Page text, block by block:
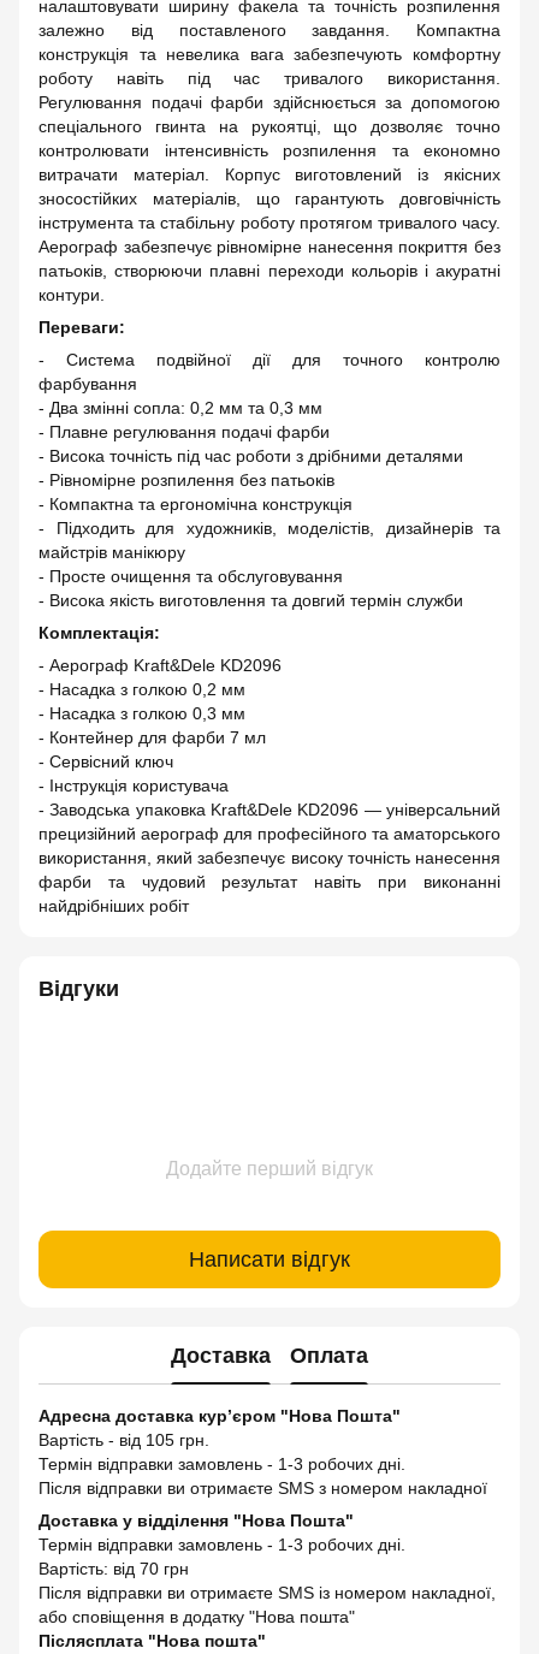
налаштовувати ширину факела та точність розпилення
залежно від поставленого завдання. Компактна
конструкція та невелика вага забезпечують комфортну
роботу навіть під час тривалого використання.
Регулювання подачі фарби здійснюється за допомогою
спеціального гвинта на рукоятці, що дозволяє точно
контролювати інтенсивність розпилення та економно
витрачати матеріал. Корпус виготовлений із якісних
зносостійких матеріалів, що гарантують довговічність
інструмента та стабільну роботу протягом тривалого часу.
Аерограф забезпечує рівномірне нанесення покриття без
патьоків, створюючи плавні переходи кольорів і акуратні
контури.
Переваги:
- Система подвійної дії для точного контролю
фарбування
- Два змінні сопла: 0,2 мм та 0,3 мм
- Плавне регулювання подачі фарби
- Висока точність під час роботи з дрібними деталями
- Рівномірне розпилення без патьоків
- Компактна та ергономічна конструкція
- Підходить для художників, моделістів, дизайнерів та
майстрів манікюру
- Просте очищення та обслуговування
- Висока якість виготовлення та довгий термін служби
Комплектація:
- Аерограф Kraft&Dele KD2096
- Насадка з голкою 0,2 мм
- Насадка з голкою 0,3 мм
- Контейнер для фарби 7 мл
- Сервісний ключ
- Інструкція користувача
- Заводська упаковка Kraft&Dele KD2096 — універсальний
прецизійний аерограф для професійного та аматорського
використання, який забезпечує високу точність нанесення
фарби та чудовий результат навіть при виконанні
найдрібніших робіт
Відгуки
Додайте перший відгук
Написати відгук
Доставка Оплата
Адресна доставка кур’єром "Нова Пошта"
Вартість - від 105 грн.
Термін відправки замовлень - 1-3 робочих дні.
Після відправки ви отримаєте SMS з номером накладної
Доставка у відділення "Нова Пошта"
Термін відправки замовлень - 1-3 робочих дні.
Вартість: від 70 грн
Після відправки ви отримаєте SMS із номером накладної,
або сповіщення в додатку "Нова пошта"
Післясплата "Нова пошта"